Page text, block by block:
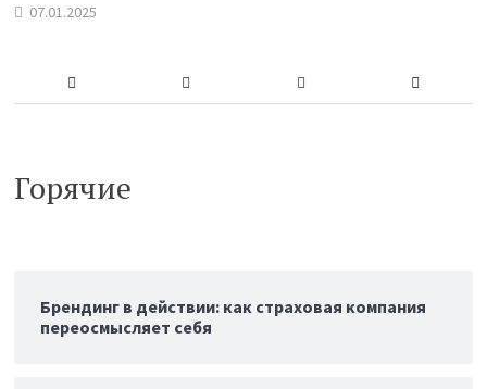
07.01.2025
Горячие
Брендинг в действии: как страховая компания
переосмысляет себя